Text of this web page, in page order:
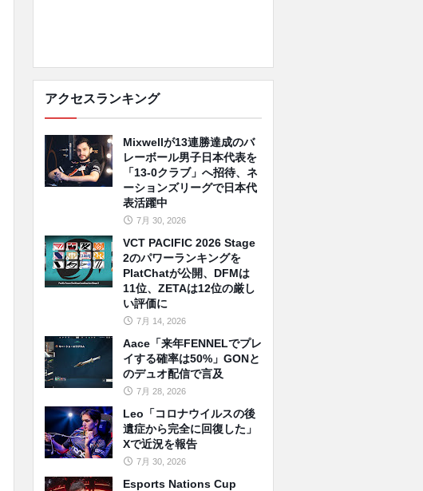
アクセスランキング
Mixwellが13連勝達成のバ
レーボール男子日本代表を
「13-0クラブ」へ招待、ネ
ーションズリーグで日本代
表活躍中
7月 30, 2026
VCT PACIFIC 2026 Stage
2のパワーランキングを
PlatChatが公開、DFMは
11位、ZETAは12位の厳し
い評価に
7月 14, 2026
Aace「来年FENNELでプレ
イする確率は50%」GONと
のデュオ配信で言及
7月 28, 2026
Leo「コロナウイルスの後
遺症から完全に回復した」
Xで近況を報告
7月 30, 2026
Esports Nations Cup